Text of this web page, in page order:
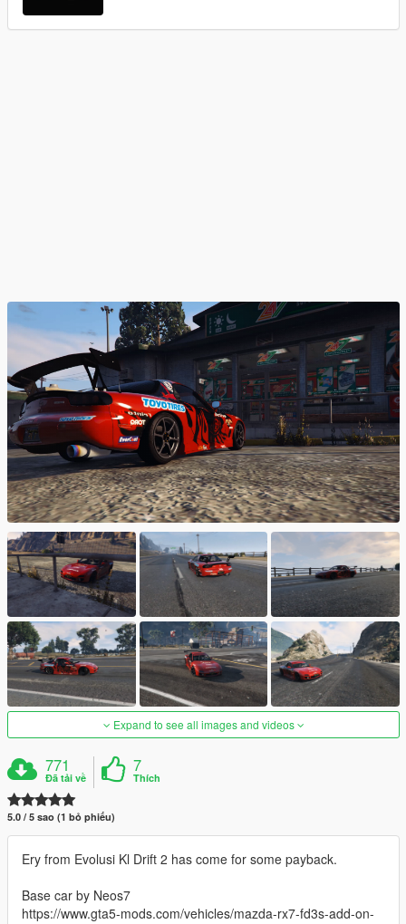
Expand to see all images and videos
771
Đã tải về
7
Thích
5.0 / 5 sao (1 bỏ phiếu)
Ery from Evolusi Kl Drift 2 has come for some payback.
Base car by Neos7
https://www.gta5-mods.com/vehicles/mazda-rx7-fd3s-add-on-